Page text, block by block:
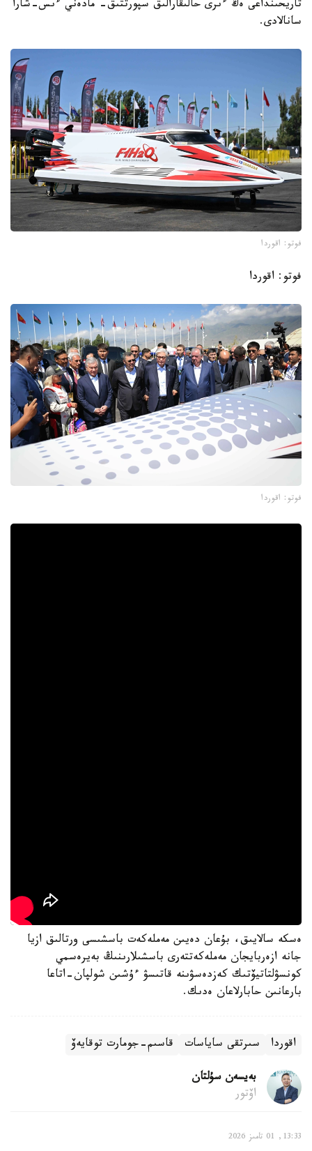
تاريحىنداعى ەڭ ءىرى حالىقارالىق سپورتتىق- مادەني ءىس-شارا
سانالادى.
فوتو: اقوردا
فوتو: اقوردا
فوتو: اقوردا
ەسكە سالايىق، بۇعان دەيىن مەملەكەت باسشىسى ورتالىق ازيا
جانە ازەربايجان مەملەكەتتەرى باسشىلارىنىڭ بەيرەسمي
كونسۋلتاتيۆتىك كەزدەسۋىنە قاتىسۋ ءۇشىن شولپان-اتاعا
بارعانىن حابارلاعان ەدىك.
اقوردا سىرتقى ساياسات قاسىم-جومارت توقايەۆ
بەيسەن سۇلتان
اۆتور
13:33, 01 تامىز 2026